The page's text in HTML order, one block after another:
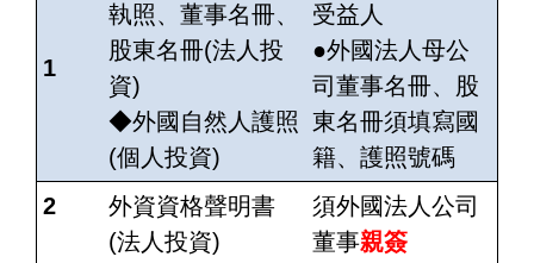
1
執照、董事名冊、
股東名冊(法人投
資)
◆外國自然人護照
(個人投資)
受益人
●外國法人母公
司董事名冊、股
東名冊須填寫國
籍、護照號碼
2
外資資格聲明書
(法人投資)
須外國法人公司
董事親簽